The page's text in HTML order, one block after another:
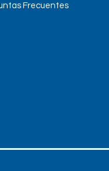
Frecuentes